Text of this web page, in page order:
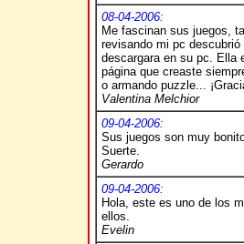
08-04-2006:
Me fascinan sus juegos,
revisando mi pc
descargara en su pc. Ella
página que creaste
o armando puzzle...
Valentina Melchior
09-04-2006:
Sus juegos son muy
Suerte.
Gerardo
09-04-2006:
Hola, este es uno de los
ellos.
Evelin